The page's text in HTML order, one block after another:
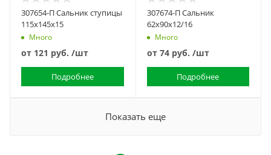
307654-П Сальник ступицы
115х145х15
Много
от 121 руб. /шт
Подробнее
307674-П Сальник
62х90х12/16
Много
от 74 руб. /шт
Подробнее
Показать еще